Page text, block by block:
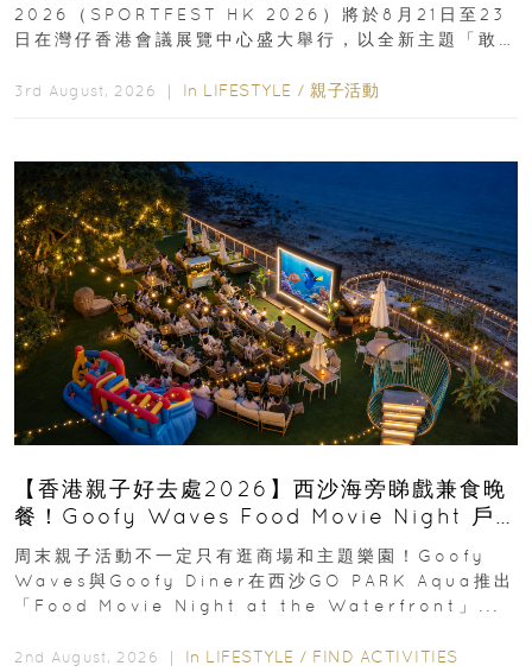
2026（SPORTFEST HK 2026）將於8月21日至23
日在灣仔香港會議展覽中心盛大舉行，以全新主題「敢
3rd August, 2026 ｜ In LIFESTYLE / 親子活動
【香港親子好去處2026】西沙海旁睇戲兼食晚
餐！Goofy Waves Food Movie Night 戶
外影院逢週末登場
周末親子活動不一定只有逛商場和主題樂園！Goofy
Waves與Goofy Diner在西沙GO PARK Aqua推出
「Food Movie Night at the Waterfront」...
2nd August, 2026 ｜ In LIFESTYLE / FIND ACTIVITIES